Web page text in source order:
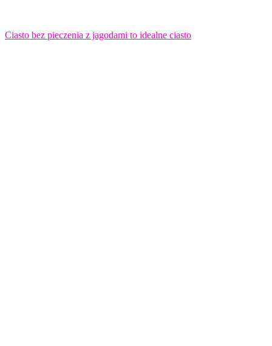
Ciasto bez pieczenia z jagodami to idealne ciasto